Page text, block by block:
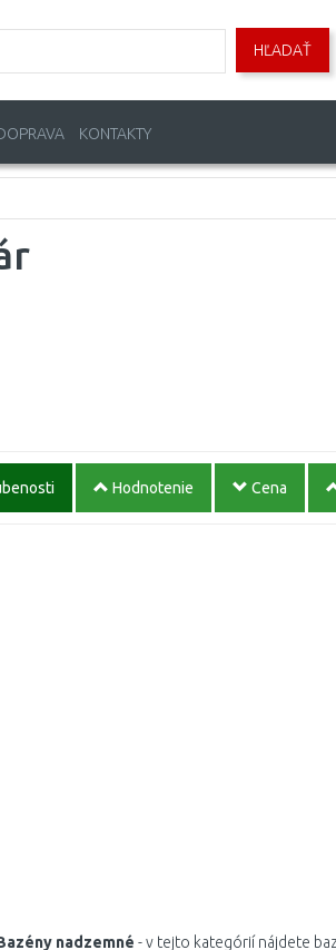
HĽADAŤ
KONTAKTY
Hodnotenie Cena
nadzemné - v tejto kategórií nájdete